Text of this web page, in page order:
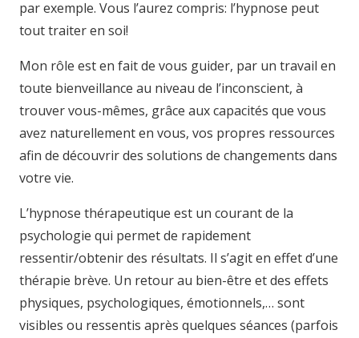
par exemple. Vous l’aurez compris: l’hypnose peut
tout traiter en soi!
Mon rôle est en fait de vous guider, par un travail en
toute bienveillance au niveau de l’inconscient, à
trouver vous-mêmes, grâce aux capacités que vous
avez naturellement en vous, vos propres ressources
afin de découvrir des solutions de changements dans
votre vie.
L’hypnose thérapeutique est un courant de la
psychologie qui permet de rapidement
ressentir/obtenir des résultats. Il s’agit en effet d’une
thérapie brève. Un retour au bien-être et des effets
physiques, psychologiques, émotionnels,… sont
visibles ou ressentis après quelques séances (parfois